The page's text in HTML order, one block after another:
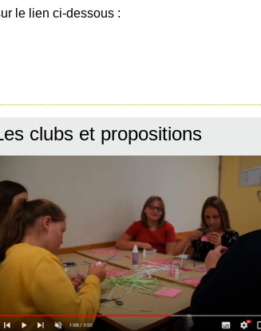
le lien ci-dessous :
clubs et propositions